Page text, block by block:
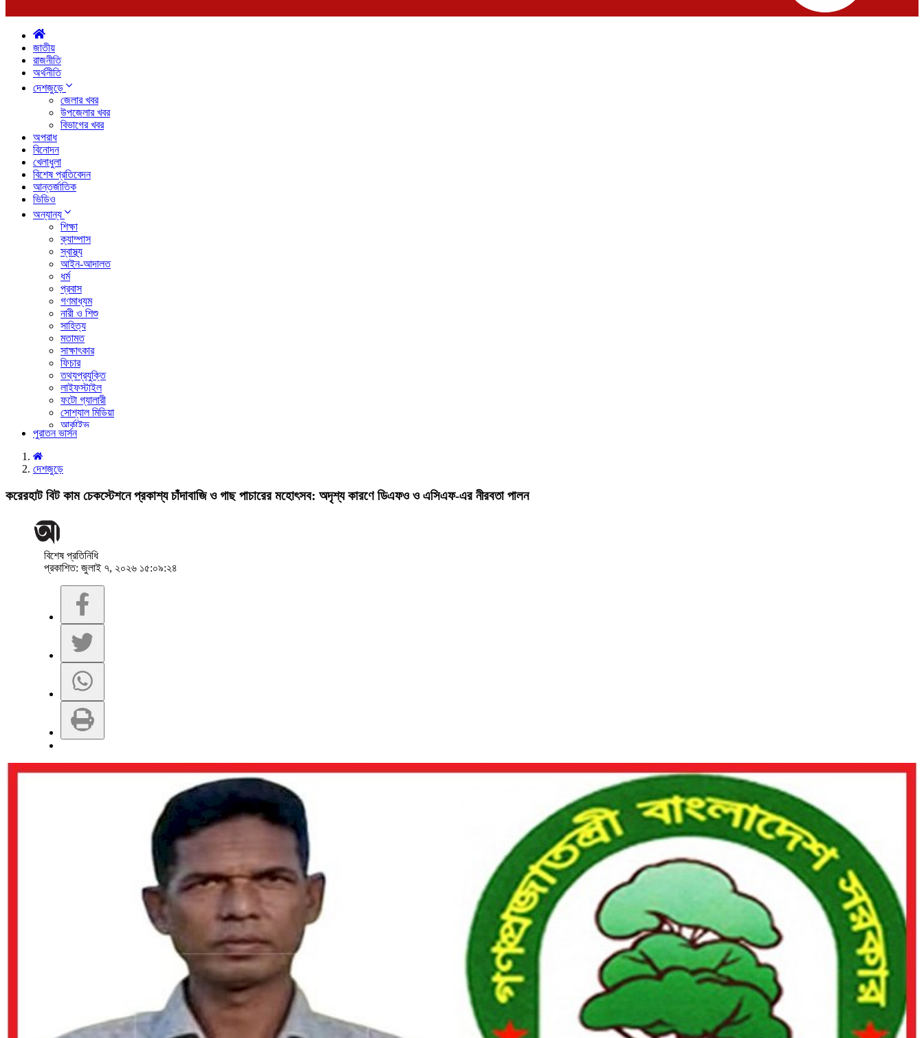
জাতীয়
রাজনীতি
অর্থনীতি
দেশজুড়ে
জেলার খবর
উপজেলার খবর
বিভাগের খবর
অপরাধ
বিনোদন
খেলাধুলা
বিশেষ প্রতিবেদন
আন্তর্জাতিক
ভিডিও
অন্যান্য
শিক্ষা
ক্যাম্পাস
স্বাস্থ্য
আইন-আদালত
ধর্ম
প্রবাস
গণমাধ্যম
নারী ও শিশু
সাহিত্য
মতামত
সাক্ষাৎকার
ফিচার
তথ্যপ্রযুক্তি
লাইফস্টাইল
ফটো গ্যালারী
সোশ্যাল মিডিয়া
আর্কাইভ
ইউনিকোড কনভার্টার
পুরাতন ভার্সন
দেশজুড়ে
করেরহাট বিট কাম চেকস্টেশনে প্রকাশ্য চাঁদাবাজি ও গাছ পাচারের মহোৎসব: অদৃশ্য কারণে ডিএফও ও এসিএফ-এর নীরবতা পালন
বিশেষ প্রতিনিধি
প্রকাশিত: জুলাই ৭, ২০২৬ ১৫:০৯:২৪